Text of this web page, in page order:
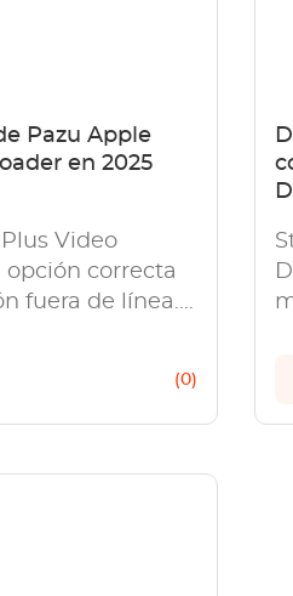
Pazu Apple
en 2025
Video
opción correcta
fuera de línea.
del
(0)